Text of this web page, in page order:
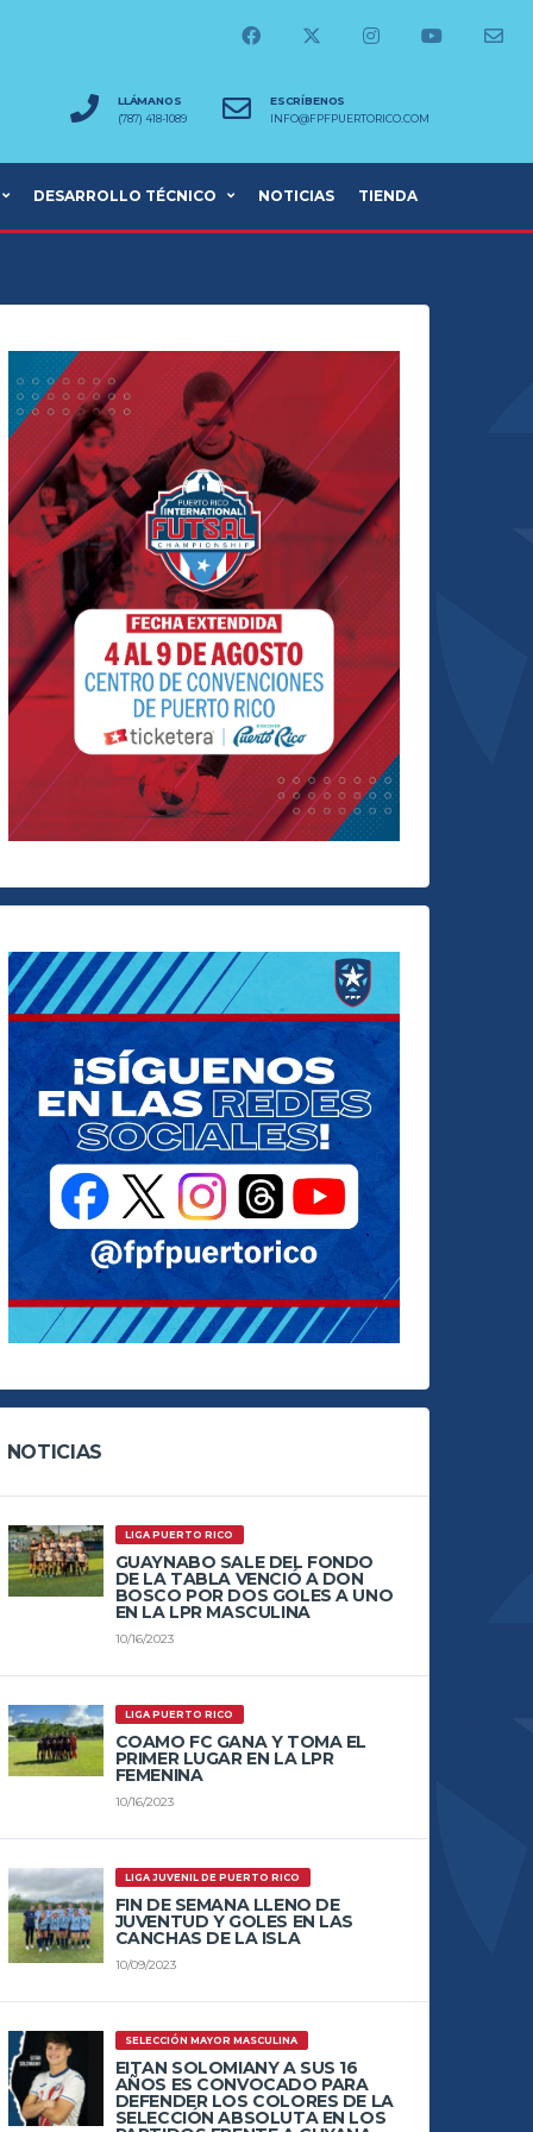
LLÁMANOS
(787) 418-1089
ESCRÍBENOS
INFO@FPFPUERTORICO.COM
DESARROLLO TÉCNICO NOTICIAS TIENDA
NOTICIAS
LIGA PUERTO RICO
GUAYNABO SALE DEL FONDO
DE LA TABLA VENCIÓ A DON
BOSCO POR DOS GOLES A UNO
EN LA LPR MASCULINA
10/16/2023
LIGA PUERTO RICO
COAMO FC GANA Y TOMA EL
PRIMER LUGAR EN LA LPR
FEMENINA
10/16/2023
LIGA JUVENIL DE PUERTO RICO
FIN DE SEMANA LLENO DE
JUVENTUD Y GOLES EN LAS
CANCHAS DE LA ISLA
10/09/2023
SELECCIÓN MAYOR MASCULINA
EITAN SOLOMIANY A SUS 16
AÑOS ES CONVOCADO PARA
DEFENDER LOS COLORES DE LA
SELECCIÓN ABSOLUTA EN LOS